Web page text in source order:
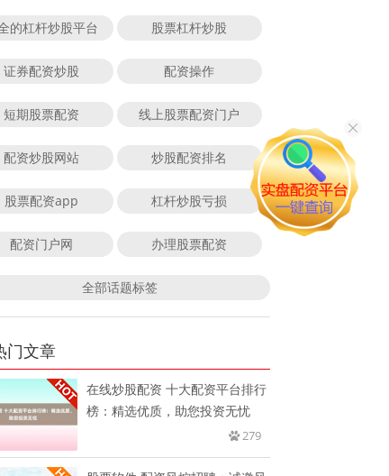
的杠杆炒股平台 股票杠杆炒股
证券配资炒股 配资操作
短期股票配资 线上股票配资门户
配资炒股网站 炒股配资排名
股票配资app 杠杆炒股亏损
配资门户网 办理股票配资
全部话题标签
门文章
在线炒股配资 十大配资平台排行
榜：精选优质，助您投资无忧
279